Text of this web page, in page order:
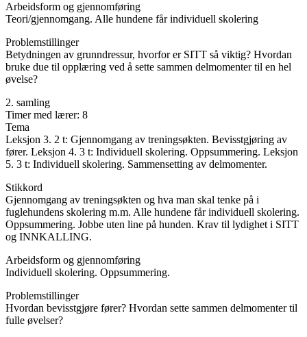
Arbeidsform og gjennomføring
Teori/gjennomgang. Alle hundene får individuell skolering
Problemstillinger
Betydningen av grunndressur, hvorfor er SITT så viktig? Hvordan
bruke due til opplæring ved å sette sammen delmomenter til en hel
øvelse?
2. samling
Timer med lærer: 8
Tema
Leksjon 3. 2 t: Gjennomgang av treningsøkten. Bevisstgjøring av
fører. Leksjon 4. 3 t: Individuell skolering. Oppsummering. Leksjon
5. 3 t: Individuell skolering. Sammensetting av delmomenter.
Stikkord
Gjennomgang av treningsøkten og hva man skal tenke på i
fuglehundens skolering m.m. Alle hundene får individuell skolering.
Oppsummering. Jobbe uten line på hunden. Krav til lydighet i SITT
og INNKALLING.
Arbeidsform og gjennomføring
Individuell skolering. Oppsummering.
Problemstillinger
Hvordan bevisstgjøre fører? Hvordan sette sammen delmomenter til
fulle øvelser?